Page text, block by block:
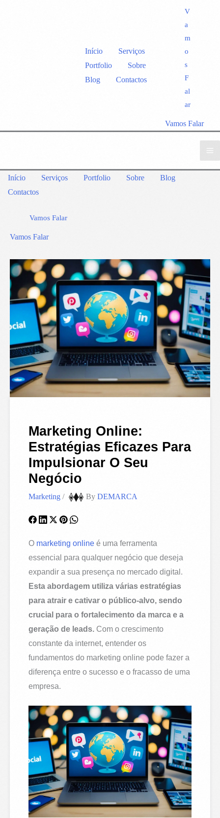
Início
Serviços
Portfolio
Sobre
Blog
Contactos
V
a
m
o
s
F
al
ar
Vamos Falar
Início Serviços Portfolio Sobre
Blog
Contactos
Vamos Falar
Vamos Falar
Marketing Online:
Estratégias Eficazes Para
Impulsionar O Seu
Negócio
Marketing / ByDEMARCA
O marketing online é uma ferramenta
essencial para qualquer negócio que deseja
expandir a sua presença no mercado digital.
Esta abordagem utiliza várias estratégias
para atrair e cativar o público-alvo, sendo
crucial para o fortalecimento da marca e a
geração de leads. Com o crescimento
constante da internet, entender os
fundamentos do marketing online pode fazer a
diferença entre o sucesso e o fracasso de uma
empresa.